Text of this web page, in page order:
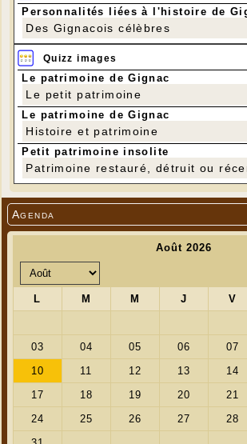
Agenda
Personnalités liées à l'histoire de
Des Gignacois célèbres
Quizz images
Le patrimoine de Gignac
Le petit patrimoine
Le patrimoine de Gignac
Histoire et patrimoine
Petit patrimoine insolite
Patrimoine restauré, détruit ou